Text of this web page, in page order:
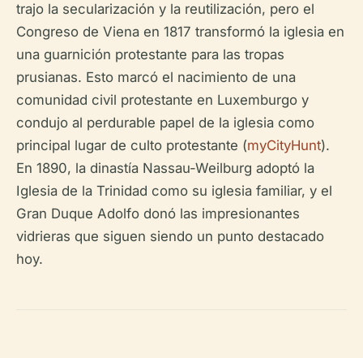
trajo la secularización y la reutilización, pero el
Congreso de Viena en 1817 transformó la iglesia en
una guarnición protestante para las tropas
prusianas. Esto marcó el nacimiento de una
comunidad civil protestante en Luxemburgo y
condujo al perdurable papel de la iglesia como
principal lugar de culto protestante (myCityHunt).
En 1890, la dinastía Nassau-Weilburg adoptó la
Iglesia de la Trinidad como su iglesia familiar, y el
Gran Duque Adolfo donó las impresionantes
vidrieras que siguen siendo un punto destacado
hoy.